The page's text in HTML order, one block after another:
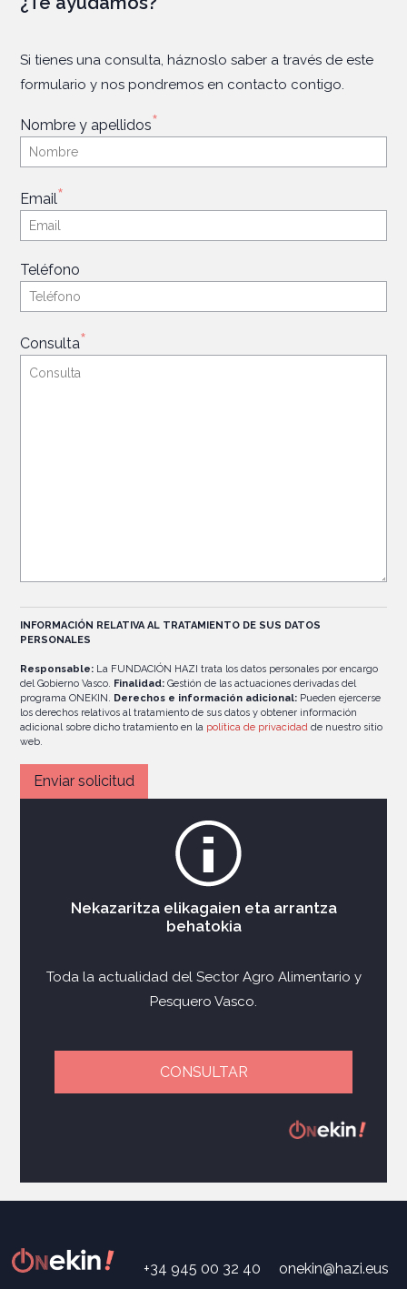
Si tienes una consulta, háznoslo saber a través de este
formulario y nos pondremos en contacto contigo.
Nombre y apellidos*
Email*
Teléfono
Consulta*
INFORMACIÓN RELATIVA AL TRATAMIENTO DE SUS DATOS
PERSONALES
Responsable: La FUNDACIÓN HAZI trata los datos personales por encargo
del Gobierno Vasco. Finalidad: Gestión de las actuaciones derivadas del
programa ONEKIN. Derechos e información adicional: Pueden ejercerse
los derechos relativos al tratamiento de sus datos y obtener información
adicional sobre dicho tratamiento en la política de privacidad de nuestro sitio
web.
Nekazaritza elikagaien eta arrantza
behatokia
Toda la actualidad del Sector Agro Alimentario y
Pesquero Vasco.
CONSULTAR
+34 945 00 32 40 onekin@hazi.eus